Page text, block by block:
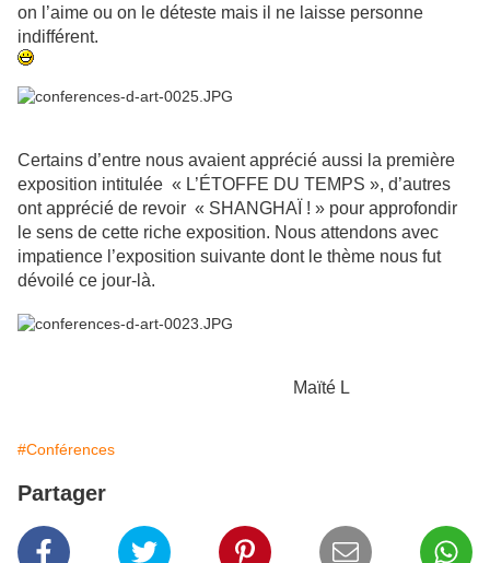
on l’aime ou on le déteste mais il ne laisse personne
indifférent.
Certains d’entre nous avaient apprécié aussi la première
exposition intitulée « L’ÉTOFFE DU TEMPS », d’autres
ont apprécié de revoir « SHANGHAÏ ! » pour approfondir
le sens de cette riche exposition. Nous attendons avec
impatience l’exposition suivante dont le thème nous fut
dévoilé ce jour-là.
Maïté L
#Conférences
Partager